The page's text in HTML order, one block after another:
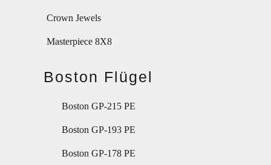
Crown Jewels
Masterpiece 8X8
Boston Flügel
Boston GP-215 PE
Boston GP-193 PE
Boston GP-178 PE